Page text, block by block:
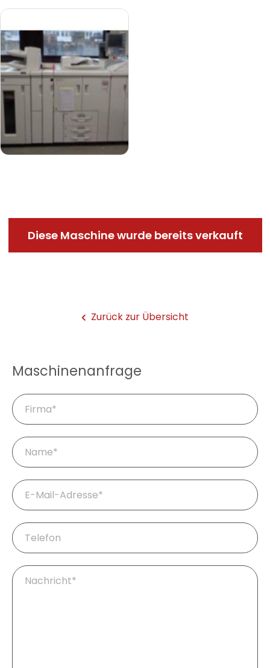
Diese Maschine wurde bereits verkauft
Zurück zur Übersicht
Maschinenanfrage
Firma
Pflichtfeld
Name
Pflichtfeld
E-
Mail*
Telefon
Pflichtfeld
Ihre
Fragen